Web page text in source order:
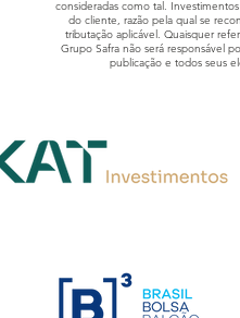
consideradas como tal.
do cliente, razão pela qual se
tributação aplicável. Quaisquer
Grupo Safra não será responsável
publicação e todos seus